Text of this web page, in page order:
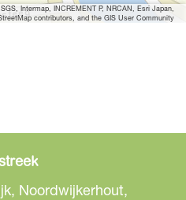
Intermap, INCREMENT P, NRCAN, Esri Japan,
contributors, and the GIS User Community
Noordwijkerhout,